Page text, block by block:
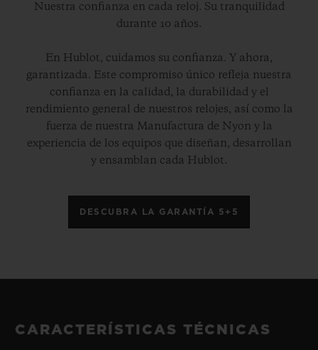
Nuestra confianza en cada reloj. Su tranquilidad
durante 10 años.
En Hublot, cuidamos su confianza. Y ahora,
garantizada. Este compromiso único refleja nuestra
confianza en la calidad, la durabilidad y el
rendimiento general de nuestros relojes, así como la
fuerza de nuestra Manufactura de Nyon y la
experiencia de los equipos que diseñan, desarrollan
y ensamblan cada Hublot.
DESCUBRA LA GARANTÍA 5+5
CARACTERÍSTICAS TÉCNICAS